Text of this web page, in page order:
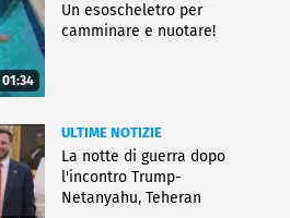
01:34
Un esoscheletro per
camminare e nuotare!
ULTIME NOTIZIE
La notte di guerra dopo
l'incontro Trump-
Netanyahu, Teheran